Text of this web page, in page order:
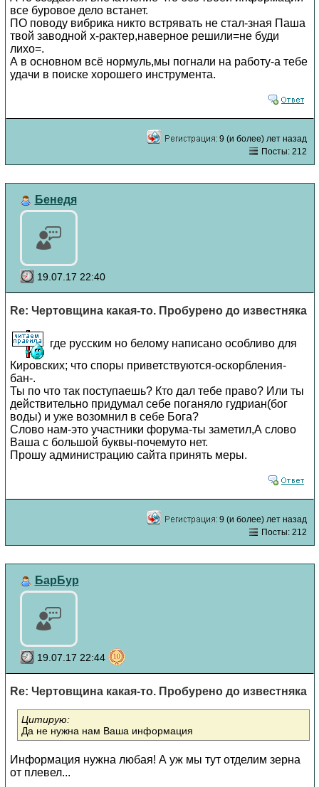
все буровое дело встанет.
ПО поводу вибрика никто встрявать не стал-зная Паша
твой заводной х-рактер,наверное решили=не буди
лихо=.
А в основном всё нормуль,мы погнали на работу-а тебе
удачи в поиске хорошего инструмента.
9 (и более) лет назад
Посты: 212
Бенедя
19.07.17 22:40
Re: Чертовщина какая-то. Пробурено до известняка
где русским но белому написано особливо для
Кировских; что споры приветствуются-оскорбления-
бан-.
Ты по что так поступаешь? Кто дал тебе право? Или ты
действительно придумал себе поганяло гудриан(бог
воды) и уже возомнил в себе Бога?
Слово нам-это участники форума-ты заметил,А слово
Ваша с большой буквы-почемуто нет.
Прошу администрацию сайта принять меры.
9 (и более) лет назад
Посты: 212
БарБур
19.07.17 22:44
Re: Чертовщина какая-то. Пробурено до известняка
Цитирую:
Да не нужна нам Ваша информация
Информация нужна любая! А уж мы тут отделим зерна
от плевел...